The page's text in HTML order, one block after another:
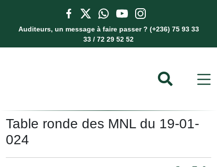
Auditeurs, un message à faire passer ? (+236) 75 93 33
33 / 72 29 52 52
Table ronde des MNL du 19-01-
024